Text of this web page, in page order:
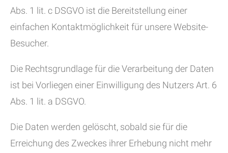
Abs. 1 lit. c DSGVO ist die Bereitstellung einer
einfachen Kontaktmöglichkeit für unsere Website-
Besucher.
Die Rechtsgrundlage für die Verarbeitung der Daten
ist bei Vorliegen einer Einwilligung des Nutzers Art. 6
Abs. 1 lit. a DSGVO.
Die Daten werden gelöscht, sobald sie für die
Erreichung des Zweckes ihrer Erhebung nicht mehr